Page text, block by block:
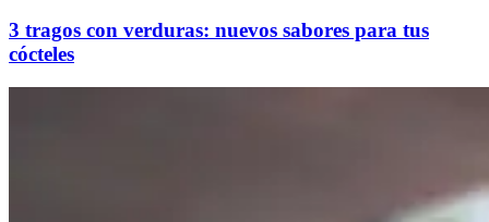
3 tragos con verduras: nuevos sabores para tus
cócteles